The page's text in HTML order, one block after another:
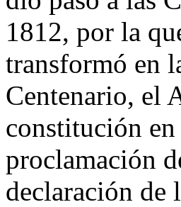
1812, por la
transformó en
Centenario, el
constitución
proclamación
declaración de